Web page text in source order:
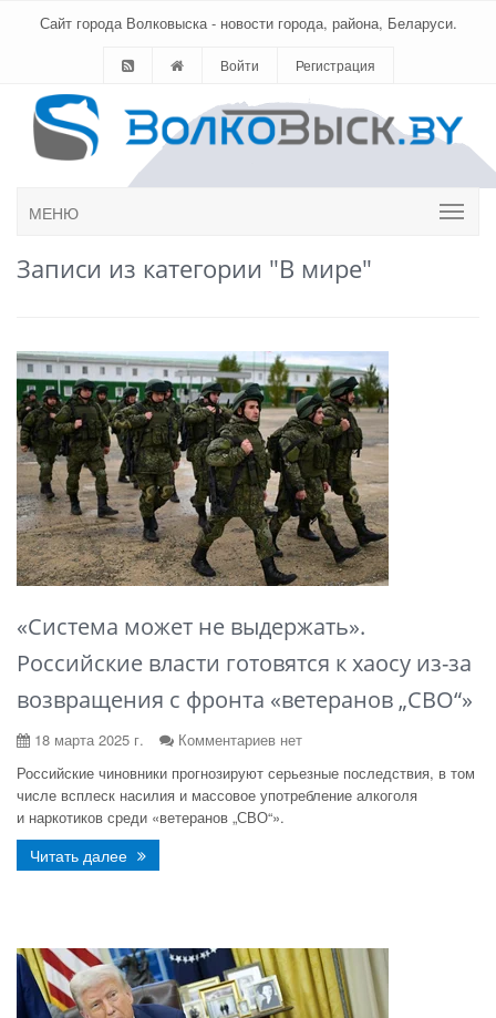
Сайт города Волковыска - новости города, района, Беларуси.
Войти Регистрация
МЕНЮ
Записи из категории "В мире"
«Система может не выдержать».
Российские власти готовятся к хаосу из-за
возвращения с фронта «ветеранов „СВО“»
18 марта 2025 г.
Комментариев нет
Российские чиновники прогнозируют серьезные последствия, в том
числе всплеск насилия и массовое употребление алкоголя
и наркотиков среди «ветеранов „СВО“».
Читать далее